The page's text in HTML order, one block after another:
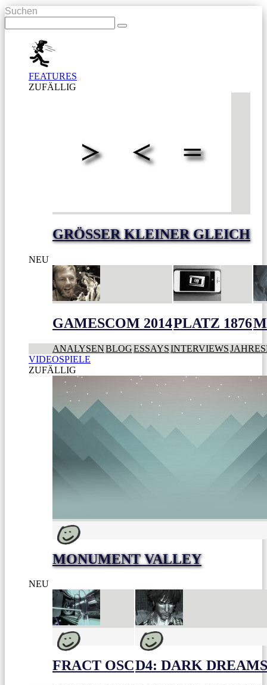
Suchen
FEATURES
ZUFÄLLIG
GRÖSSER KLEINER GLEICH
NEU
GAMESCOM 2014PLATZ 1876
ANALYSENBLOGESSAYSINTERVIEWS
VIDEOSPIELE
ZUFÄLLIG
MONUMENT VALLEY
NEU
FRACT OSCD4: DARK